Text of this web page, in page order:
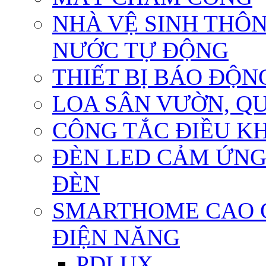
NHÀ VỆ SINH
NƯỚC TỰ ĐỘNG
THIẾT BỊ BÁO
LOA SÂN VƯỜN,
CÔNG TẮC ĐIỀU
ĐÈN LED CẢM
ĐÈN
SMARTHOME CAO
ĐIỆN NĂNG